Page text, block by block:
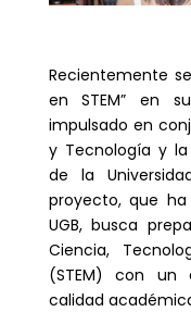
Recientemente
en STEM” en
impulsado en
y Tecnología y la
de la
proyecto, que
UGB, busca
Ciencia,
(STEM) con un
calidad